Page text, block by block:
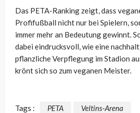
Das PETA-Ranking zeigt, dass
Profifußball nicht nur bei Spielern,
immer mehr an Bedeutung gewinnt.
dabei eindrucksvoll, wie eine
pflanzliche Verpflegung im Stadion
krönt sich so zum veganen Meister.
Tags : PETA Veltins-Arena